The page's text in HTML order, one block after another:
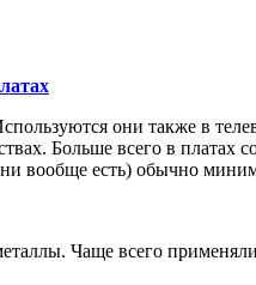
они также в
Больше всего в платах
вообще есть) обычно
Чаще всего